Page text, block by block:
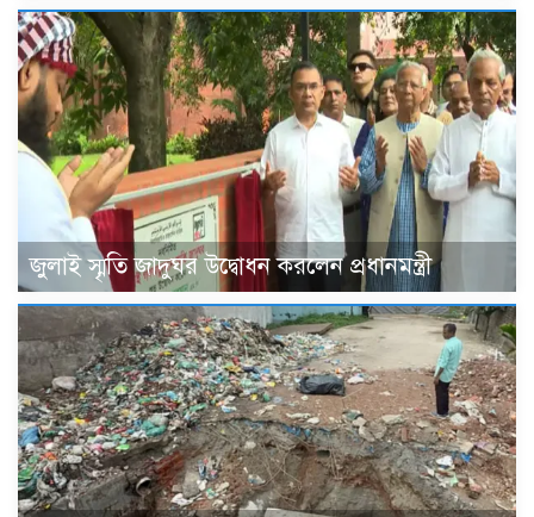
জুলাই স্মৃতি জাদুঘর উদ্বোধন করলেন প্রধানমন্ত্রী